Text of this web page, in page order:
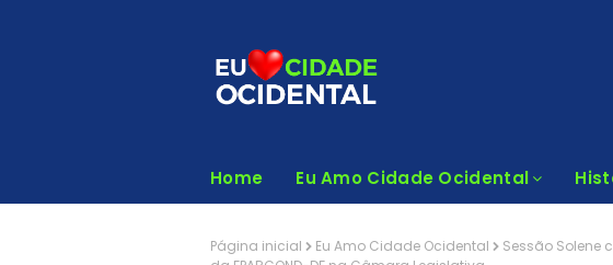
Home Eu Amo Cidade Ocidental
Página inicial Eu Amo Cidade Ocidental
Sessão Solene